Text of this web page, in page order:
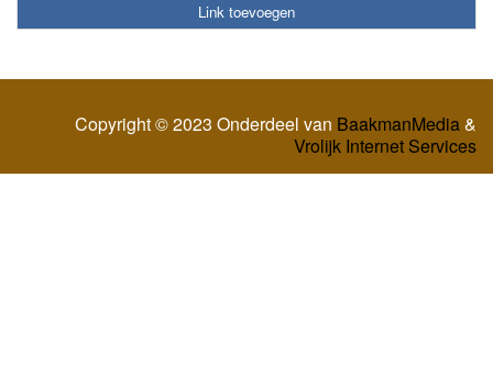
Link toevoegen
Copyright © 2023 Onderdeel van BaakmanMedia&
Vrolijk Internet Services